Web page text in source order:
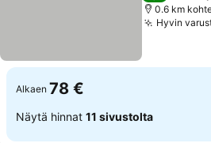
0.6 km
Hyvin
Alkaen 78 €
Näytä hinnat 11 sivustolta